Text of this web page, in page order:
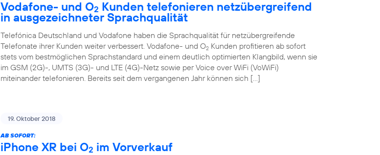
Vodafone- und O2 Kunden telefonieren netzübergreifend
in ausgezeichneter Sprachqualität
Telefónica Deutschland und Vodafone haben die Sprachqualität für netzübergreifende
Telefonate ihrer Kunden weiter verbessert. Vodafone- und O2 Kunden profitieren ab sofort
stets vom bestmöglichen Sprachstandard und einem deutlich optimierten Klangbild, wenn sie
im GSM (2G)-, UMTS (3G)- und LTE (4G)-Netz sowie per Voice over WiFi (VoWiFi)
miteinander telefonieren. Bereits seit dem vergangenen Jahr können sich […]
19. Oktober 2018
AB SOFORT:
iPhone XR bei O2 im Vorverkauf